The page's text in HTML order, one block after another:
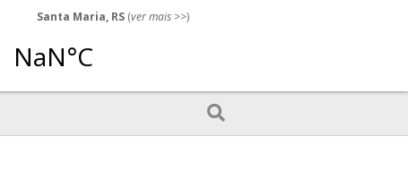
Santa Maria, RS (ver mais >>)